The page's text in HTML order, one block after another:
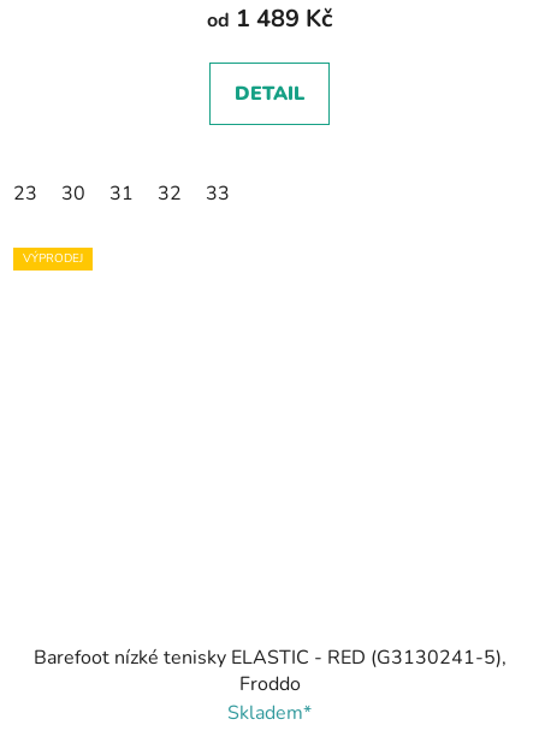
od 1 489 Kč
DETAIL
23 30 31 32 33
VÝPRODEJ
Barefoot nízké tenisky ELASTIC - RED (G3130241-5),
Froddo
Skladem*